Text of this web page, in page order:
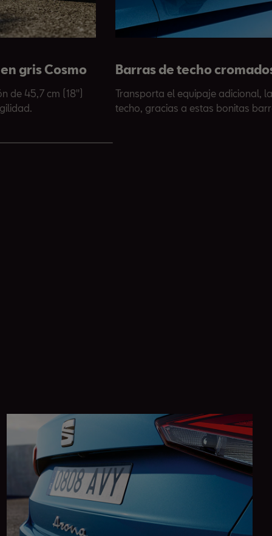
gris Cosmo
de 45,7 cm (18'')
Barras de techo
Transporta el equipaje adicional,
techo, gracias a estas bonitas